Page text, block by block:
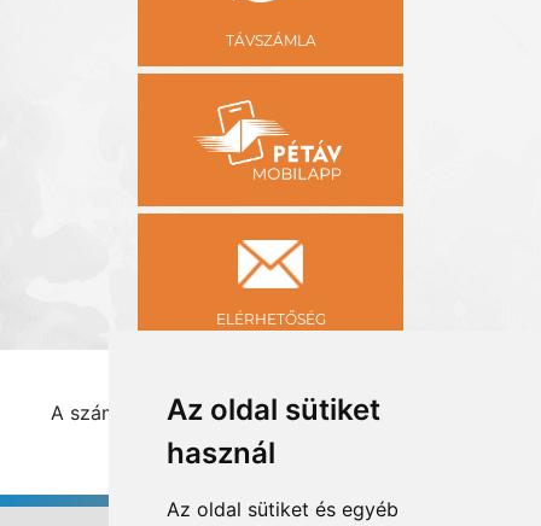
Az oldal sütiket
használ
Az oldal sütiket és egyéb
TÁVSZÁMLA
ELÉRHETŐSÉG
A számlamagyarázat csak asztali számítógépen
tekinthető meg!